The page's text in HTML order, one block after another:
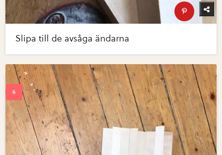
Slipa till de avsåga ändarna